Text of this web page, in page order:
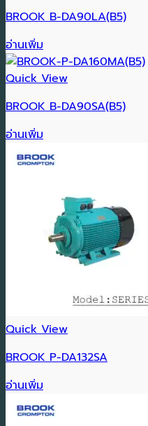
BROOK B-DA90LA(B5)
อ่านเพิ่ม
Quick View
BROOK B-DA90SA(B5)
อ่านเพิ่ม
Quick View
BROOK P-DA132SA
อ่านเพิ่ม